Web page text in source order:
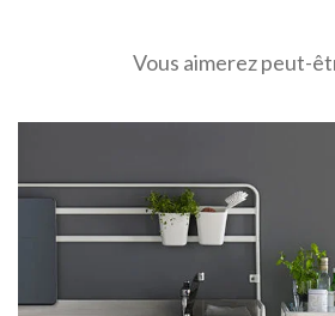
Vous aimerez peut-